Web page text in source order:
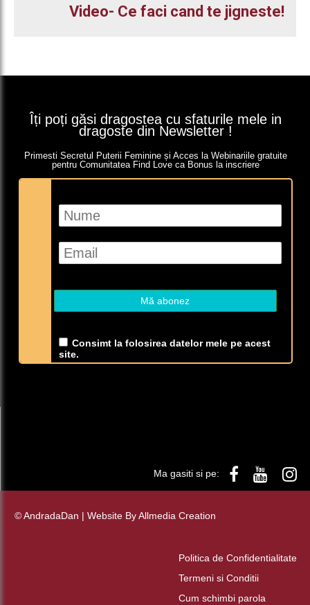
Video- Ce faci cand te jigneste!
Îți poți găsi dragostea cu sfaturile mele in
dragoste din Newsletter !
Primesti Secretul Puterii Feminine și Acces la Webinariile gratuite
pentru Comunitatea Find Love ca Bonus la inscriere
Consimt la folosirea datelor mele pe acest
site.
Ma gasiti si pe:
© AndradaDan | Website ByAllmedia Creation
Politica de Confidentialitate
Termeni si Conditii
Cum schimbi parola